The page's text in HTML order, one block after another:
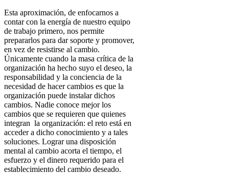
Esta aproximación, de enfocarnos a
contar con la energía de nuestro equipo
de trabajo primero, nos permite
prepararlos para dar soporte y promover,
en vez de resistirse al cambio.
Únicamente cuando la masa crítica de la
organización ha hecho suyo el deseo, la
responsabilidad y la conciencia de la
necesidad de hacer cambios es que la
organización puede instalar dichos
cambios. Nadie conoce mejor los
cambios que se requieren que quienes
integran la organización: el reto está en
acceder a dicho conocimiento y a tales
soluciones. Lograr una disposición
mental al cambio acorta el tiempo, el
esfuerzo y el dinero requerido para el
establecimiento del cambio deseado.